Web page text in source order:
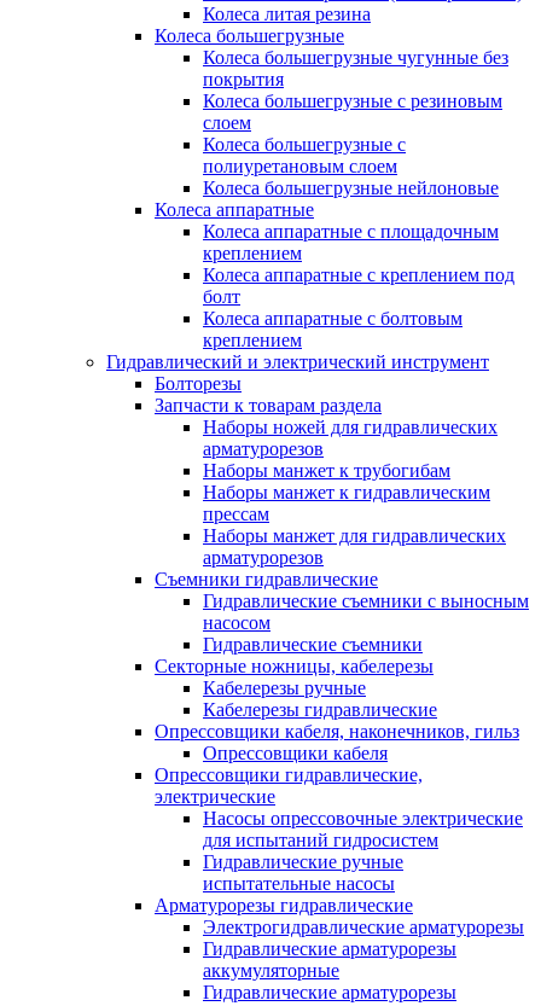
Колеса литая резина
Колеса большегрузные
Колеса большегрузные чугунные без
покрытия
Колеса большегрузные с резиновым
слоем
Колеса большегрузные с
полиуретановым слоем
Колеса большегрузные нейлоновые
Колеса аппаратные
Колеса аппаратные с площадочным
креплением
Колеса аппаратные с креплением под
болт
Колеса аппаратные с болтовым
креплением
Гидравлический и электрический инструмент
Болторезы
Запчасти к товарам раздела
Наборы ножей для гидравлических
арматурорезов
Наборы манжет к трубогибам
Наборы манжет к гидравлическим
прессам
Наборы манжет для гидравлических
арматурорезов
Съемники гидравлические
Гидравлические cъемники с выносным
насосом
Гидравлические съемники
Секторные ножницы, кабелерезы
Кабелерезы ручные
Кабелерезы гидравлические
Опрессовщики кабеля, наконечников, гильз
Опрессовщики кабеля
Опрессовщики гидравлические,
электрические
Насосы опрессовочные электрические
для испытаний гидросистем
Гидравлические ручные
испытательные насосы
Арматурорезы гидравлические
Электрогидравлические арматурорезы
Гидравлические арматурорезы
аккумуляторные
Гидравлические арматурорезы